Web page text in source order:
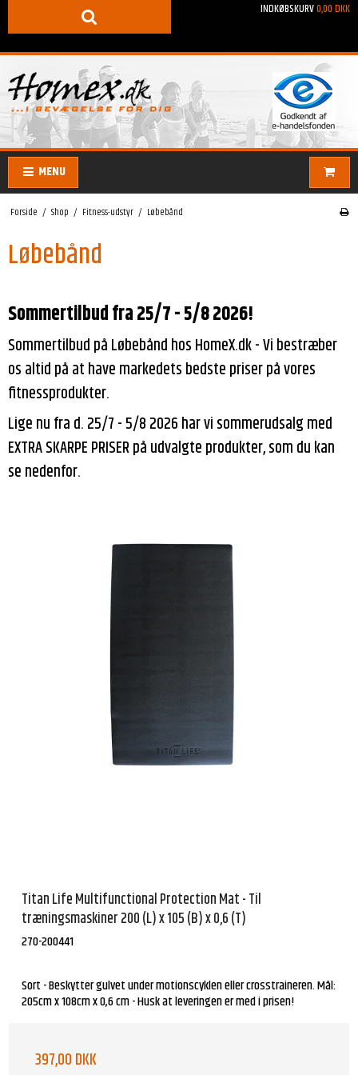
INDKØBSKURV0,00 DKK
MENU
Forside / Shop / Fitness-udstyr / Løbebånd
Løbebånd
Sommertilbud fra 25/7 - 5/8 2026!
Sommertilbud på Løbebånd hos HomeX.dk - Vi bestræber
os altid på at have markedets bedste priser på vores
fitnessprodukter.
Lige nu fra d. 25/7 - 5/8 2026 har vi sommerudsalg med
EXTRA SKARPE PRISER på udvalgte produkter, som du kan
se nedenfor.
Titan Life Multifunctional Protection Mat - Til
træningsmaskiner 200 (L) x 105 (B) x 0,6 (T)
270-200441
Sort - Beskytter gulvet under motionscyklen eller crosstraineren. Mål:
205cm x 108cm x 0,6 cm - Husk at leveringen er med i prisen!
397,00 DKK